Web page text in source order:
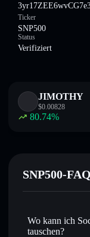
Ticker
SNP500
Status
Verifiziert
JIMOTHY
$0.00828
80.74%
SNP500-
Wo kann ich
tauschen?